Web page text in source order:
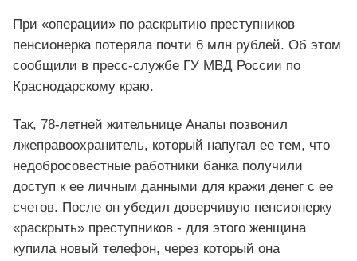
При «операции» по раскрытию преступников
пенсионерка потеряла почти 6 млн рублей. Об этом
сообщили в пресс-службе ГУ МВД России по
Краснодарскому краю.
Так, 78-летней жительнице Анапы позвонил
лжеправоохранитель, который напугал ее тем, что
недобросовестные работники банка получили
доступ к ее личным данными для кражи денег с ее
счетов. После он убедил доверчивую пенсионерку
«раскрыть» преступников - для этого женщина
купила новый телефон, через который она